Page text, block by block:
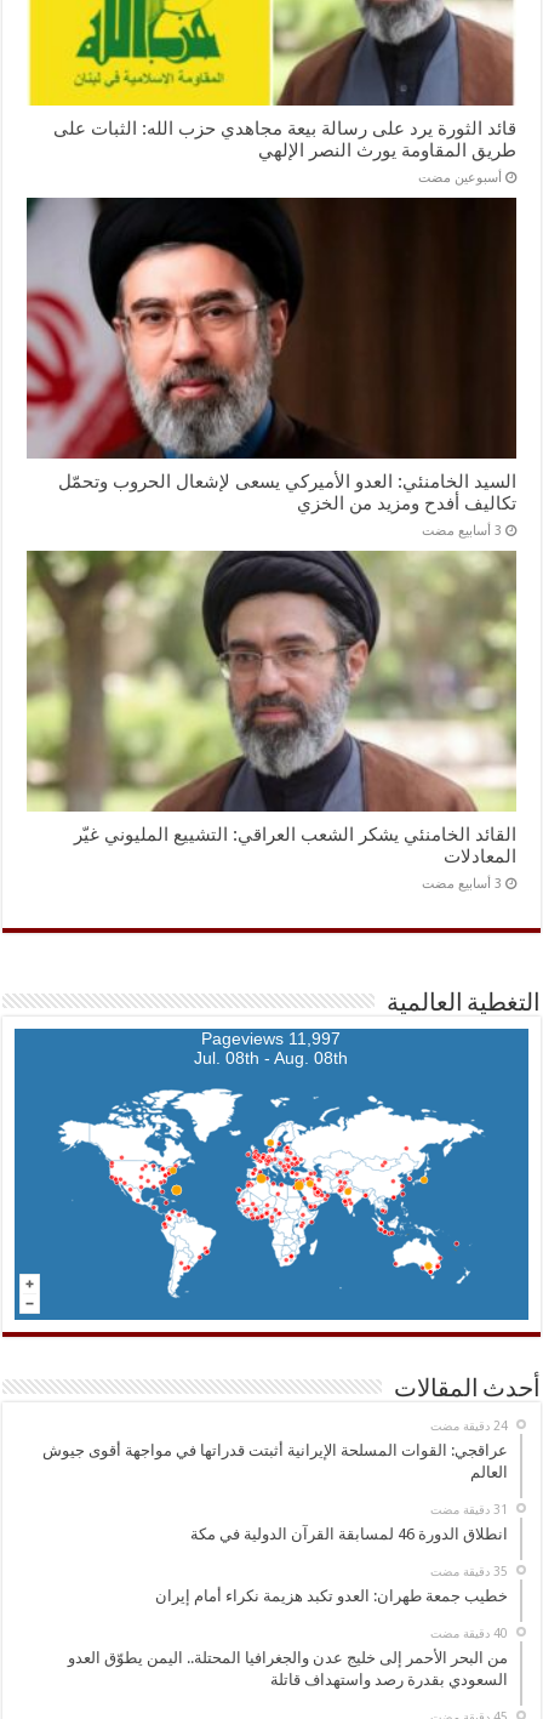
قائد الثورة يرد على رسالة بيعة مجاهدي حزب الله: الثبات على
طريق المقاومة يورث النصر الإلهي
‏أسبوعين مضت
السيد الخامنئي: العدو الأميركي يسعى لإشعال الحروب وتحمّل
تكاليف أفدح ومزيد من الخزي
القائد الخامنئي يشكر الشعب العراقي: التشييع المليوني غيّر
المعادلات
التغطية العالمية
11,997 Pageviews
Jul. 08th - Aug. 08th
أحدث المقالات
‏24 دقيقة مضت
عراقجي: القوات المسلحة الإيرانية أثبتت قدراتها في مواجهة أقوى جيوش
العالم
انطلاق الدورة 46 لمسابقة القرآن الدولية في مكة
خطيب جمعة طهران: العدو تكبد هزيمة نكراء أمام إيران
من البحر الأحمر إلى خليج عدن والجغرافيا المحتلة.. اليمن يطوّق العدو
السعودي بقدرة رصد واستهداف قاتلة